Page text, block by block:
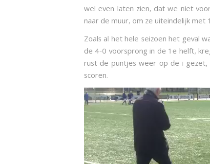
wel even laten zien, dat we niet
naar de muur, om ze uiteindelijk
Zoals al het hele seizoen het geval
de 4-0 voorsprong in de 1e helft,
rust de puntjes weer op de i gezet,
scoren.